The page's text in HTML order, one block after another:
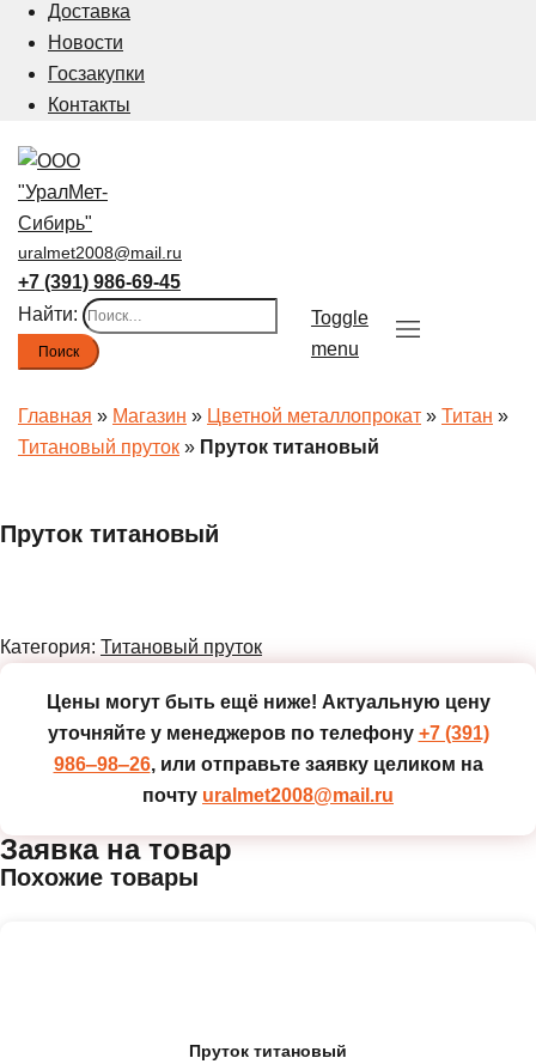
Доставка
Новости
Госзакупки
Контакты
uralmet2008@mail.ru
+7 (391) 986-69-45
Найти:
Toggle
menu
Главная » Магазин » Цветной металлопрокат » Титан »
Титановый пруток » Пруток титановый
Пруток титановый
Категория: Титановый пруток
Цены могут быть ещё ниже! Актуальную цену
уточняйте у менеджеров по телефону +7 (391)
986‒98‒26, или отправьте заявку целиком на
почту uralmet2008@mail.ru
Заявка на товар
Похожие товары
Пруток титановый